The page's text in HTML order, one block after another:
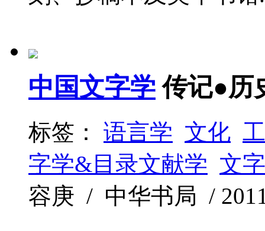
中国文字学 传记●历
标签： 语言学 文化
字学&目录文献学 文
容庚 / 中华书局 /